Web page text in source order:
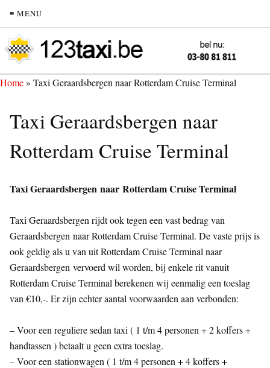
≡ MENU
Home» Taxi Geraardsbergen naar Rotterdam Cruise Terminal
Taxi Geraardsbergen naar
Rotterdam Cruise Terminal
Taxi Geraardsbergen naar Rotterdam Cruise Terminal
Taxi Geraardsbergen rijdt ook tegen een vast bedrag van
Geraardsbergen naar Rotterdam Cruise Terminal. De vaste prijs is
ook geldig als u van uit Rotterdam Cruise Terminal naar
Geraardsbergen vervoerd wil worden, bij enkele rit vanuit
Rotterdam Cruise Terminal berekenen wij eenmalig een toeslag
van €10,-. Er zijn echter aantal voorwaarden aan verbonden:
– Voor een reguliere sedan taxi ( 1 t/m 4 personen + 2 koffers +
handtassen ) betaalt u geen extra toeslag.
– Voor een stationwagen ( 1 t/m 4 personen + 4 koffers +